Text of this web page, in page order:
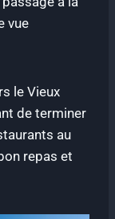
vue
le Vieux
de terminer
au
repas et